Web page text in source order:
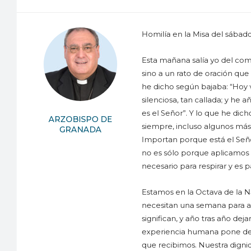
ARZOBISPO DE
GRANADA
Homilía en la Misa del
Esta mañana salía yo del
sino a un rato de oración
he dicho según bajaba:
silenciosa, tan callada; y he
es el Señor”. Y lo que he
siempre, incluso algunos
Importan porque está el
no es sólo porque
necesario para respirar y es
Estamos en la Octava de la
necesitan una semana para
significan, y año tras año
experiencia humana pone
que recibimos. Nuestra